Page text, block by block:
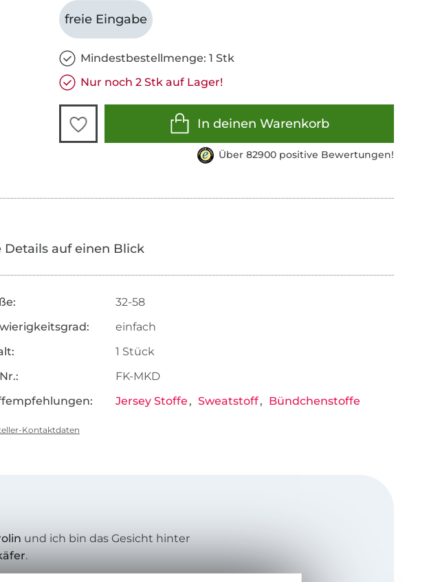
freie Eingabe
Mindestbestellmenge: 1 Stk
Nur noch 2 Stk auf Lager!
In deinen Warenkorb
Über 82900 positive Bewertungen!
Details auf einen Blick
32-58
einfach
1 Stück
FK-MKD
Jersey Stoffe Sweatstoff Bündchenstoffe
Kontaktdaten
und ich bin das Gesicht hinter
.